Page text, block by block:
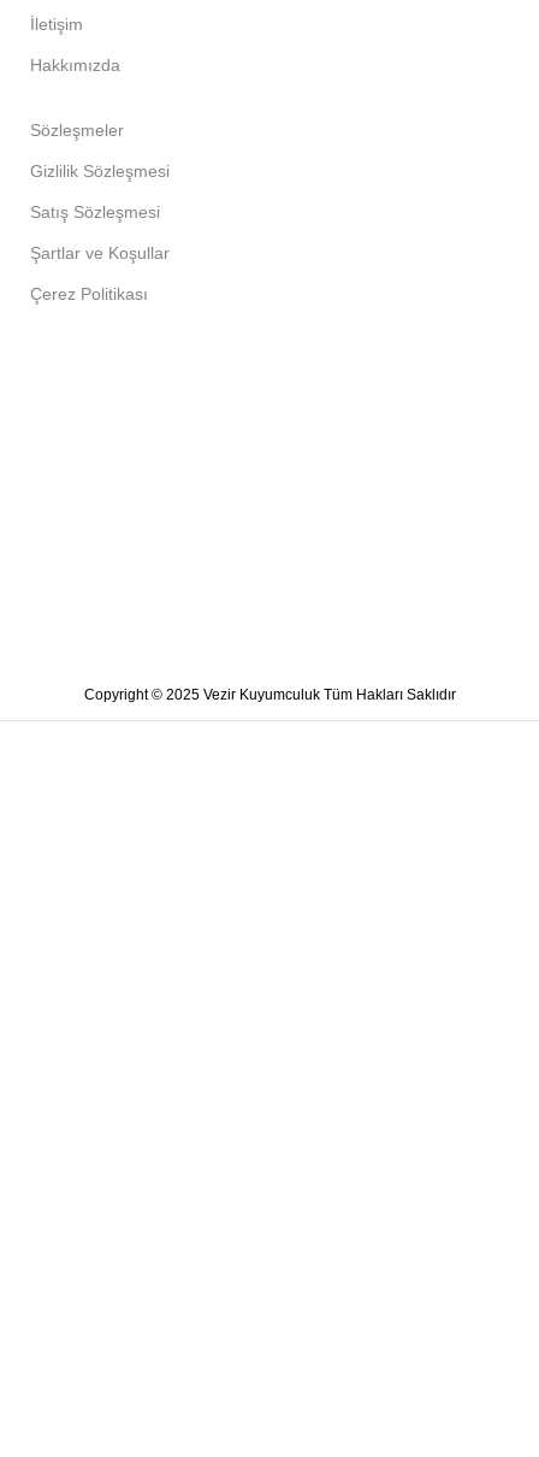
İletişim
Hakkımızda
Sözleşmeler
Gizlilik Sözleşmesi
Satış Sözleşmesi
Şartlar ve Koşullar
Çerez Politikası
Copyright © 2025 Vezir Kuyumculuk Tüm Hakları Saklıdır